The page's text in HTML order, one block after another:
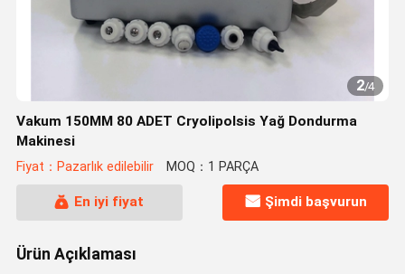
2/4
Vakum 150MM 80 ADET Cryolipolsis Yağ Dondurma
Makinesi
Fiyat：Pazarlık edilebilir MOQ：1 PARÇA
En iyi fiyat Şimdi başvurun
Ürün Açıklaması